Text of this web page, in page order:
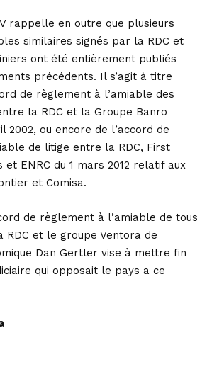
rappelle en outre que plusieurs
similaires signés par la RDC et
ont été entièrement publiés
précédents. Il s’agit à titre
de règlement à l’amiable des
la RDC et la Groupe Banro
2002, ou encore de l’accord de
de litige entre la RDC, First
et ENRC du 1 mars 2012 relatif aux
et Comisa.
de règlement à l’amiable de tous
et le groupe Ventora de
Dan Gertler vise à mettre fin
qui opposait le pays a ce